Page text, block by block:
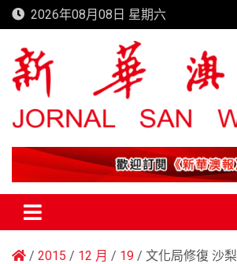
Skip
to
content
2026年08月08日 星期六
新華澳報
2015 12 月 19 文化局修復 沙